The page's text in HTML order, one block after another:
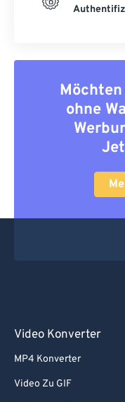
ohne
Video Konverter
MP4 Konverter
Video Zu GIF